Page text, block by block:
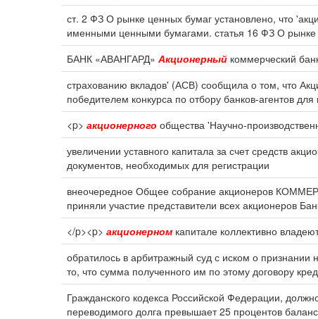
ст. 2 ФЗ О рынке ценных бумаг установлено, что
именными ценными бумагами. статья 16 ФЗ О рынке
БАНК «АВАНГАРД» Акционерный коммерческий
страхованию вкладов' (АСВ) сообщила о том, что
победителем конкурса по отбору банков-агентов
<p> акционерного общества 'Научно-
увеличении уставного капитала за счет средств
документов, необходимых для регистрации
внеочередное Общее собрание акционеров
приняли участие представители всех акционеров
</p><p> акционерном капитале коллективно
обратилось в арбитражный суд с иском о признании
то, что сумма полученного им по этому договору
Гражданского кодекса Российской Федерации,
переводимого долга превышает 25 процентов